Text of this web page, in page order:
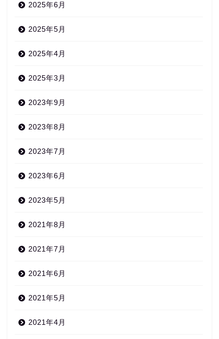
2025年6月
2025年5月
2025年4月
2025年3月
2023年9月
2023年8月
2023年7月
2023年6月
2023年5月
2021年8月
2021年7月
2021年6月
2021年5月
2021年4月